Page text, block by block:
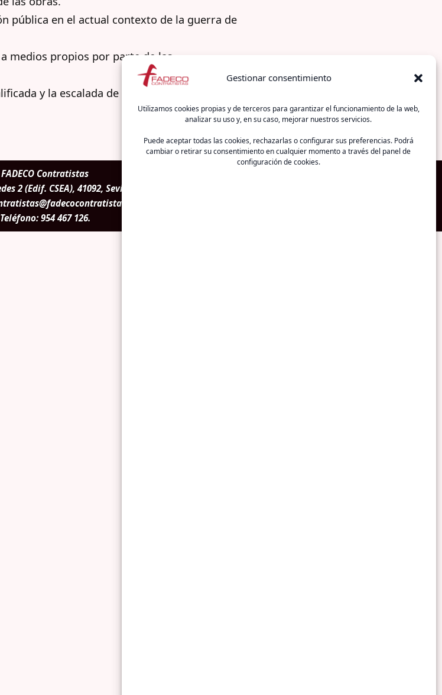
Gestionar consentimiento
Utilizamos cookies propias y de terceros para garantizar el funcionamiento de la web,
analizar su uso y, en su caso, mejorar nuestros servicios.
Puede aceptar todas las cookies, rechazarlas o configurar sus preferencias. Podrá
cambiar o retirar su consentimiento en cualquier momento a través del panel de
configuración de cookies.
pública en el actual contexto de la guerra de
medios propios por parte de las
y la escalada de los costes de
FADECO Contratistas
2 (Edif. CSEA), 41092, Sevilla.
Teléfono:954 467 126.